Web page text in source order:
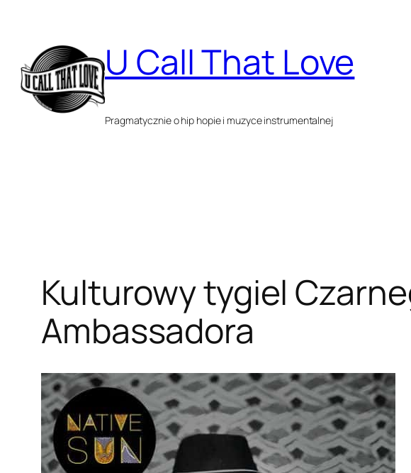
treści
U Call That Love
Pragmatycznie o hip hopie i muzyce instrumentalnej
Kulturowy tygiel
Ambassadora